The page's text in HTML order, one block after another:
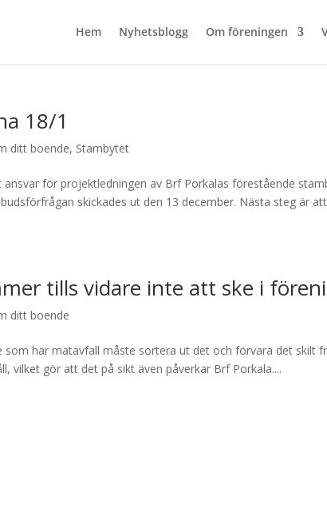
Hem Nyhetsblogg Om föreningen
18/1
ditt boende, Stambytet
för projektledningen av Brf Porkalas förestående
skickades ut den 13 december. Nästa steg är
tills vidare inte att ske i
ditt boende
som har matavfall måste sortera ut det och förvara det skilt
vilket gör att det på sikt även påverkar Brf Porkala....